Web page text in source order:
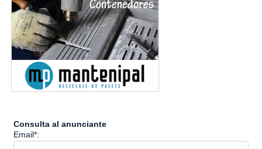
Consulta al anunciante
Email*: